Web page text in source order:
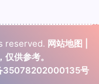
reserved. 网站地图
供参考。
35078202000135号